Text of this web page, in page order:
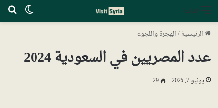
القائمة
الرئيسية/الهجرة واللجوء
عدد المصريين في السعودية 2024
يونيو 7, 2025 29